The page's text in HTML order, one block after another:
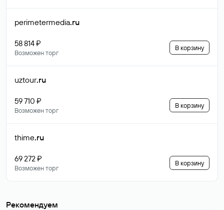
perimetermedia.ru
58 814 ₽
Возможен торг
В корзину
uztour.ru
59 710 ₽
Возможен торг
В корзину
thime.ru
69 272 ₽
Возможен торг
В корзину
Рекомендуем